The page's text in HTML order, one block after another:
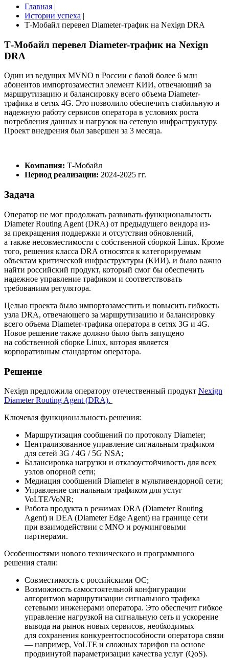
Главная |
Истории успеха |
Т-Мобайл перевел Diameter-трафик на Nexign DRA
Т-Мобайл перевел Diameter-трафик на Nexign
DRA
Один из ведущих MVNO в России с базой более 6 млн
абонентов импортозаместил элемент КИИ, отвечающий за
маршрутизацию и балансировку всего объема Diameter-
трафика в сетях 4G. Это позволило обеспечить стабильную и
надежную работу сервисов оператора в условиях роста
потребления данных и нагрузок на сетевую инфраструктуру.
Проект внедрения был завершен за 3 месяца.
Компания: Т-Мобайл
Период реализации: 2024-2025 гг.
Задача
Оператор не мог продолжать развивать функциональность
Diameter Routing Agent (DRA) от предыдущего вендора из-
за прекращения поддержки и отсутствия обновлений,
а также несовместимости с собственной сборкой Linux. Кроме
того, решения класса DRA относятся к категорируемым
объектам критической инфраструктуры (КИИ), и было важно
найти российский продукт, который смог бы обеспечить
надежное управление трафиком и соответствовать
требованиям регулятора.
Целью проекта было импортозаместить и повысить гибкость
узла DRA, отвечающего за маршрутизацию и балансировку
всего объема Diameter-трафика оператора в сетях 3G и 4G.
Новое решение также должно было быть запущено
на собственной сборке Linux, которая является
корпоративным стандартом оператора.
Решение
Nexign предложила оператору отечественный продукт Nexign
Diameter Routing Agent (DRA).
Ключевая функциональность решения:
Маршрутизация сообщений по протоколу Diameter;
Централизованное управление сигнальным трафиком
для сетей 3G / 4G / 5G NSA;
Балансировка нагрузки и отказоустойчивость для всех
узлов опорной сети;
Медиация сообщений Diameter в мультивендорной сети;
Управление сигнальным трафиком для услуг
VoLTE/VoNR;
Работа продукта в режимах DRA (Diameter Routing
Agent) и DEA (Diameter Edge Agent) на границе сети
при взаимодействии с MNO и роуминговыми
партнерами.
Особенностями нового технического и программного
решения стали:
Совместимость с российскими ОС;
Возможность самостоятельной конфигурации
алгоритмов маршрутизации сигнального трафика
сетевыми инженерами оператора. Это обеспечит гибкое
управление нагрузкой на сигнальную сеть и ускорение
вывода на рынок новых сервисов, необходимых
для сохранения конкурентоспособности оператора связи
— например, VoLTE и сложных тарифов на основе
продвинутой параметризации качества услуг (QoS).